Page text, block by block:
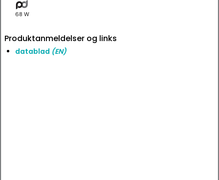
68 W
Produktanmeldelser og links
datablad (EN)